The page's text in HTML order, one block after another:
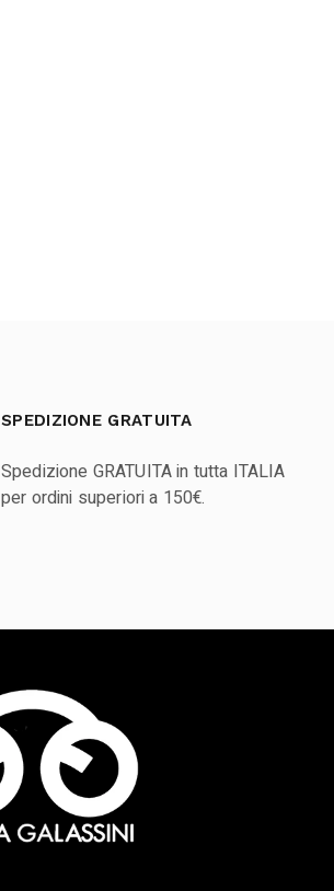
SPEDIZIONE GRATUITA
Spedizione GRATUITA in tutta ITALIA
per ordini superiori a 150€.